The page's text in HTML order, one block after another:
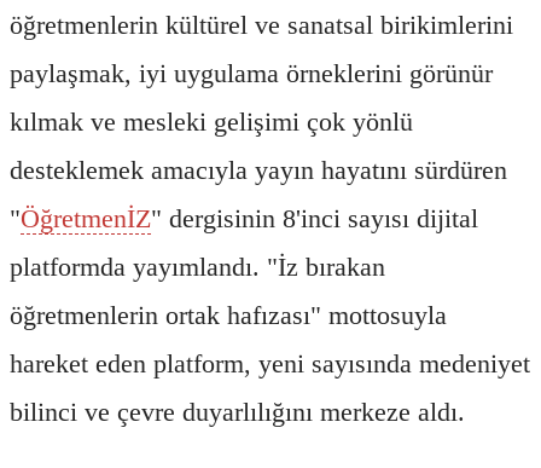
öğretmenlerin kültürel ve sanatsal birikimlerini
paylaşmak, iyi uygulama örneklerini görünür
kılmak ve mesleki gelişimi çok yönlü
desteklemek amacıyla yayın hayatını sürdüren
"ÖğretmenİZ" dergisinin 8'inci sayısı dijital
platformda yayımlandı. "İz bırakan
öğretmenlerin ortak hafızası" mottosuyla
hareket eden platform, yeni sayısında medeniyet
bilinci ve çevre duyarlılığını merkeze aldı.